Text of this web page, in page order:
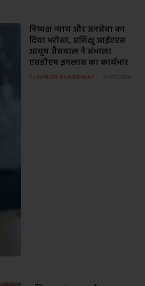
निष्पक्ष न्याय और जनसेवा का
दिया भरोसा, प्रशिक्षु आईएएस
आयुष जैसवाल ने संभाला
एसडीएम इगलास का कार्यभार
By SANJAY BHARDWAJ 31/07/2026